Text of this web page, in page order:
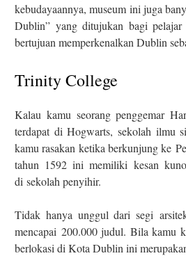
kebudayaannya, museum ini juga
Dublin” yang ditujukan bagi
bertujuan memperkenalkan Dublin
Trinity College
Kalau kamu seorang penggemar
terdapat di Hogwarts, sekolah ilmu
kamu rasakan ketika berkunjung ke
tahun 1592 ini memiliki kesan
di sekolah penyihir.
Tidak hanya unggul dari segi
mencapai 200.000 judul. Bila kamu
berlokasi di Kota Dublin ini